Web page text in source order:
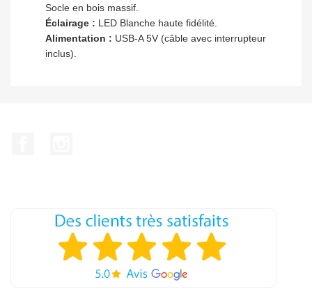
Socle en bois massif.
Éclairage : LED Blanche haute fidélité.
Alimentation : USB-A 5V (câble avec interrupteur
inclus).